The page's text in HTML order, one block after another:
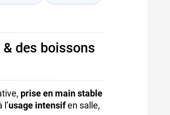
& des boissons
prise en main stable
usage intensifen salle,